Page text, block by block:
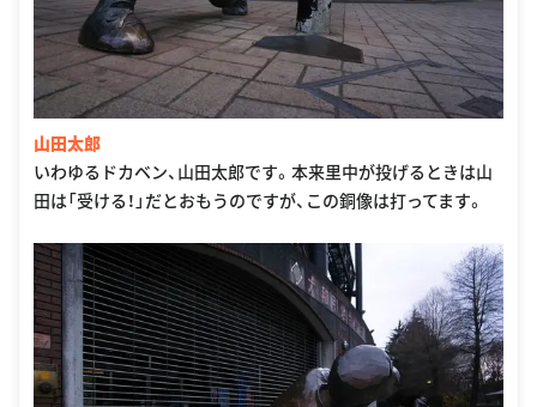
山田太郎
いわゆるドカベン、山田太郎です。本来里中が投げるときは山
田は「受ける！」だとおもうのですが、この銅像は打ってます。